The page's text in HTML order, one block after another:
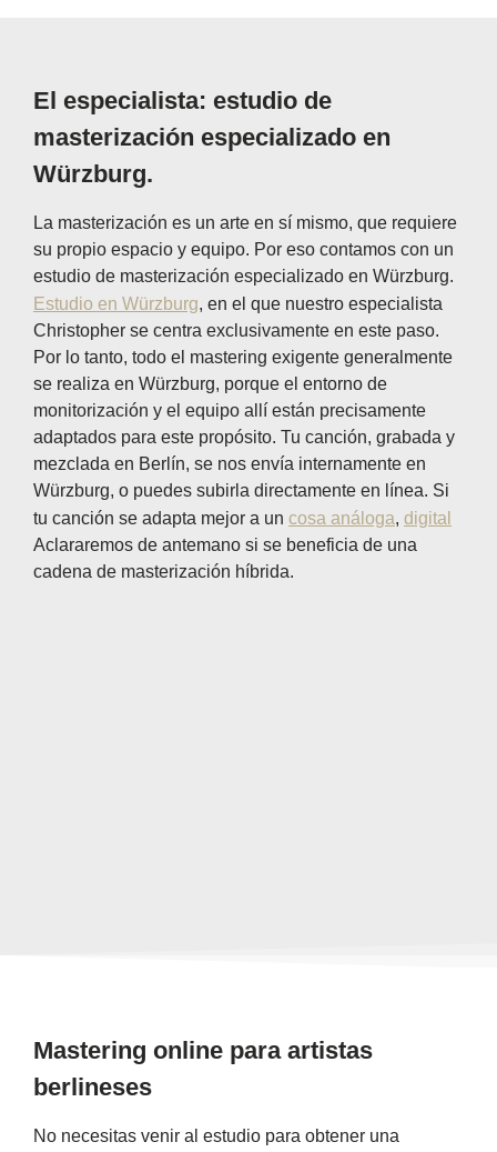
El especialista: estudio de
masterización especializado en
Würzburg.
La masterización es un arte en sí mismo, que requiere
su propio espacio y equipo. Por eso contamos con un
estudio de masterización especializado en Würzburg.
Estudio en Würzburg, en el que nuestro especialista
Christopher se centra exclusivamente en este paso.
Por lo tanto, todo el mastering exigente generalmente
se realiza en Würzburg, porque el entorno de
monitorización y el equipo allí están precisamente
adaptados para este propósito. Tu canción, grabada y
mezclada en Berlín, se nos envía internamente en
Würzburg, o puedes subirla directamente en línea. Si
tu canción se adapta mejor a un cosa análoga, digital
Aclararemos de antemano si se beneficia de una
cadena de masterización híbrida.
Mastering online para artistas
berlineses
No necesitas venir al estudio para obtener una